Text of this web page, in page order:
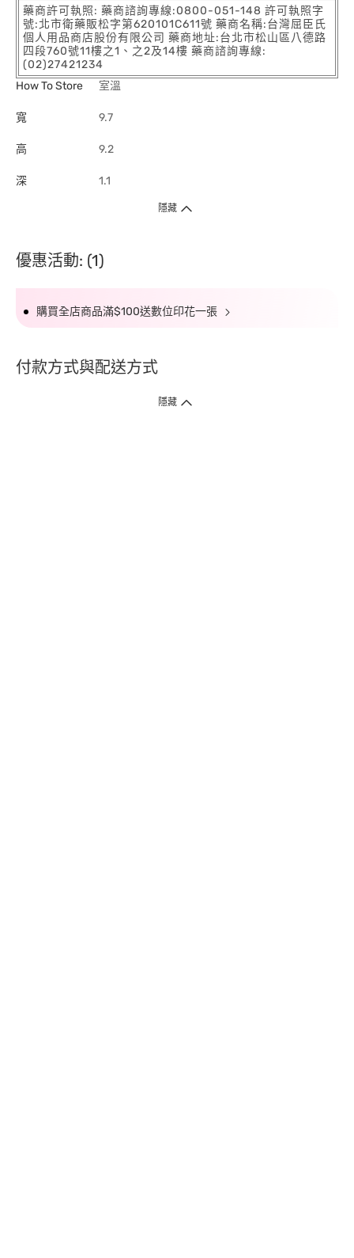
藥商許可執照: 藥商諮詢專線:0800-051-148 許可執照字
號:北市衛藥販松字第620101C611號 藥商名稱:台灣屈臣氏
個人用品商店股份有限公司 藥商地址:台北市松山區八德路
四段760號11樓之1、之2及14樓 藥商諮詢專線:
(02)27421234
How To Store
室溫
寬 9.7
高 9.2
深 1.1
隱藏
優惠活動: (1)
購買全店商品滿$100送數位印花一張
付款方式與配送方式
隱藏